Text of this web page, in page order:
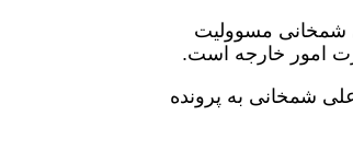
علی شمخانی مسوولیت
امور خارجه است.
شمخانی به پرونده